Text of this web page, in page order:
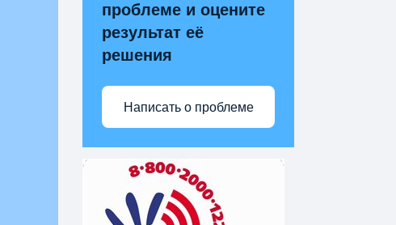
проблеме и оцените
результат её
решения
Написать о проблеме